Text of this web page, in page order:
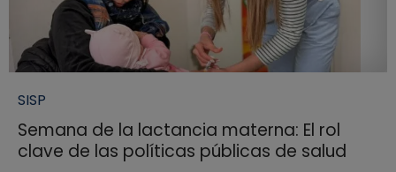
SISP
Semana de la lactancia materna: El rol
clave de las políticas públicas de salud